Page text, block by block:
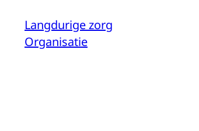
Langdurige zorg
Organisatie